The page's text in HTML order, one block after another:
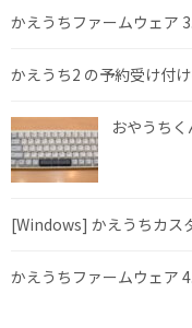
かえうちファームウェア
かえうち2 の予約受け付
おやうち
[Windows] かえうちカス
かえうちファームウェア